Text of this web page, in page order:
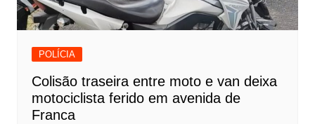
POLÍCIA
Colisão traseira entre moto e van deixa
motociclista ferido em avenida de
Franca